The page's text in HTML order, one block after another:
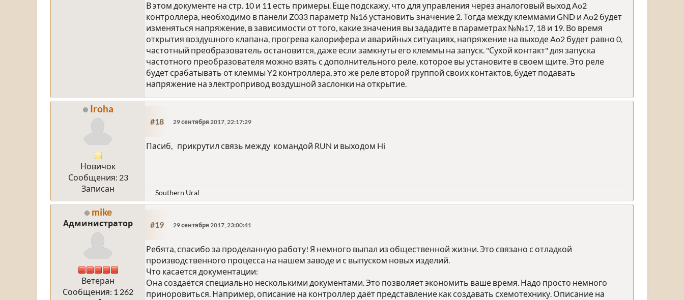
В этом документе на стр. 10 и 11 есть примеры. Еще подскажу, что для управления через аналоговый выход Ao2
контроллера, необходимо в панели Z033 параметр №16 установить значение 2. Тогда между клеммами GND и Ao2 будет
изменяться напряжение, в зависимости от того, какие значения вы зададите в параметрах №№17, 18 и 19. Во время
открытия воздушного клапана, прогрева калорифера и аварийных ситуациях, напряжение на выходе Ao2 будет равно 0,
частотный преобразователь остановится, даже если замкнуты его клеммы на запуск. "Сухой контакт" для запуска
частотного преобразователя можно взять с дополнительного реле, которое вы установите в своем щите. Это реле
будет срабатывать от клеммы Y2 контроллера, это же реле второй группой своих контактов, будет подавать
напряжение на электропривод воздушной заслонки на открытие.
Iroha
Новичок
Сообщения: 23
Записан
#18 29 сентября 2017, 22:17:29
Пасиб, прикрутил связь между командой RUN и выходом Hi
Southern Ural
mike
Администратор
Ветеран
Сообщения: 1 262
#19 29 сентября 2017, 23:00:41
Ребята, спасибо за проделанную работу! Я немного выпал из общественной жизни. Это связано с отладкой
производственного процесса на нашем заводе и с выпуском новых изделий.
Что касается документации:
Она создаётся специально несколькими документами. Это позволяет экономить ваше время. Надо просто немного
приноровиться. Например, описание на контроллер даёт представление как создавать схемотехнику. Описание на